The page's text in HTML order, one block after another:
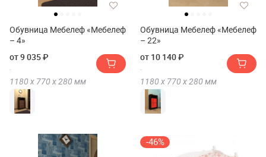
Обувница Мебелеф «Мебелеф
– 4»
от 9 035 ₽
1180 х 770 х280 мм
Обувница Мебелеф «Мебелеф
– 22»
от 10 140 ₽
1180 х 770 х280 мм
-46%